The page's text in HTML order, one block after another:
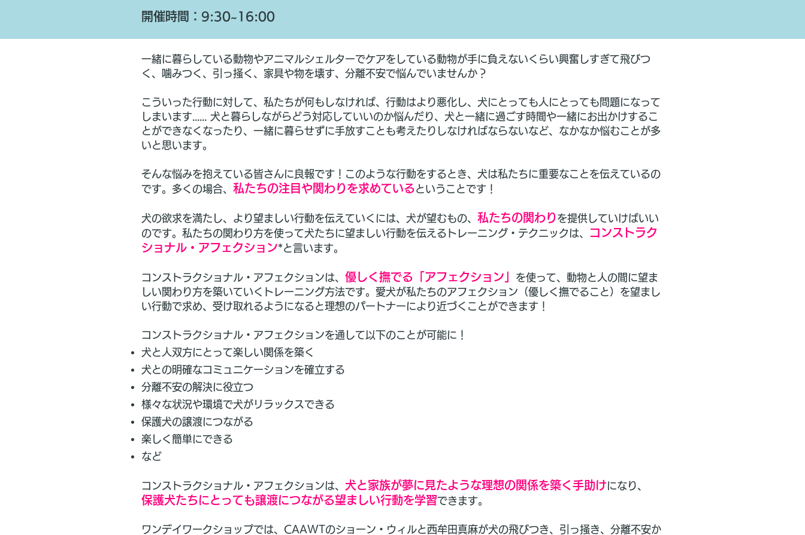
開催時間：9:30~16:00
一緒に暮らしている動物やアニマルシェルターでケアをしている動物が手に負えないくらい興奮しすぎて飛びつ
く、噛みつく、引っ掻く、家具や物を壊す、分離不安で悩んでいませんか？
こういった行動に対して、私たちが何もしなければ、行動はより悪化し、犬にとっても人にとっても問題になって
しまいます...... 犬と暮らしながらどう対応していいのか悩んだり、犬と一緒に過ごす時間や一緒にお出かけするこ
とができなくなったり、一緒に暮らせずに手放すことも考えたりしなければならないなど、なかなか悩むことが多
いと思います。
そんな悩みを抱えている皆さんに良報です！このような行動をするとき、犬は私たちに重要なことを伝えているの
です。多くの場合、 私たちの注目や関わりを求めているということです！
犬の欲求を満たし、より望ましい行動を伝えていくには、犬が望むもの、 私たちの関わりを提供していけばいい
のです。私たちの関わり方を使って犬たちに望ましい行動を伝えるトレーニング・テクニックは、
コンストラク
ショナル・アフェクション*と言います。
コンストラクショナル・アフェクションは、 優しく撫でる「アフェクション」
を使って、動物と人の間に望ま
しい関わり方を築いていくトレーニング方法です。愛犬が私たちのアフェクション（優しく撫でること）を望まし
い行動で求め、受け取れるようになると理想のパートナーにより近づくことができます！
コンストラクショナル・アフェクションを通して以下のことが可能に！
犬と人双方にとって楽しい関係を築く
犬との明確なコミュニケーションを確立する
分離不安の解決に役立つ
様々な状況や環境で犬がリラックスできる
保護犬の譲渡につながる
楽しく簡単にできる
など
コンストラクショナル・アフェクションは、 犬と家族が夢に見たような理想の関係を築く手助けになり、
保護犬たちにとっても譲渡につながる望ましい行動を学習できます。
ワンデイワークショップでは、CAAWTのショーン・ウィルと西牟田真麻が犬の飛びつき、引っ掻き、分離不安か